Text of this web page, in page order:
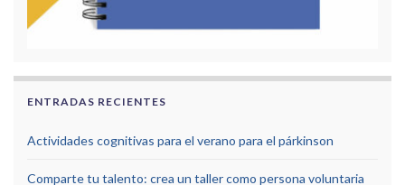
ENTRADAS RECIENTES
Actividades cognitivas para el verano para el párkinson
Comparte tu talento: crea un taller como persona voluntaria